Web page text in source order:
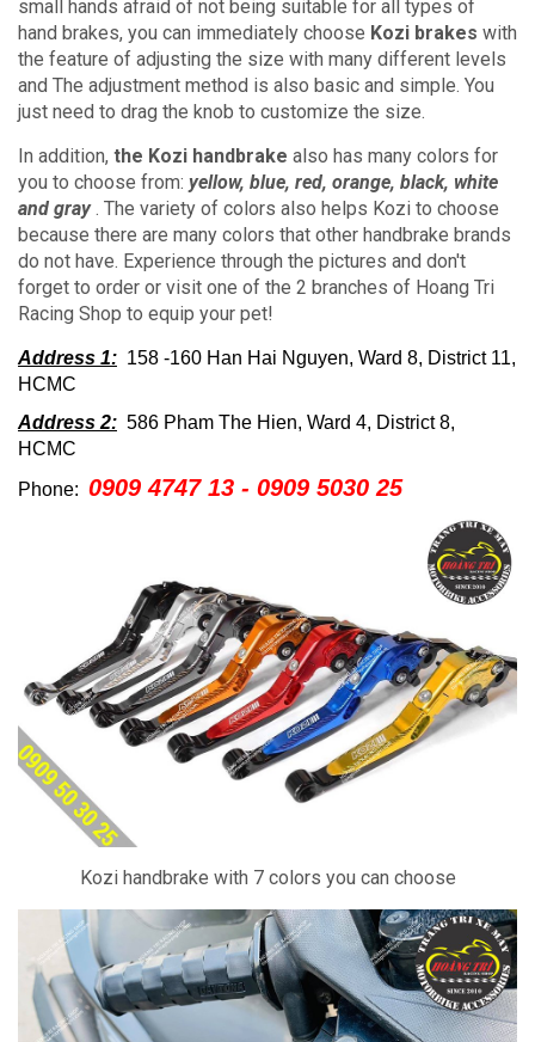
small hands afraid of not being suitable for all types of
hand brakes, you can immediately choose Kozi brakes with
the feature of adjusting the size with many different levels
and The adjustment method is also basic and simple. You
just need to drag the knob to customize the size.
In addition, the Kozi handbrake also has many colors for
you to choose from: yellow, blue, red, orange, black, white
and gray. The variety of colors also helps Kozi to choose
because there are many colors that other handbrake brands
do not have. Experience through the pictures and don't
forget to order or visit one of the 2 branches of Hoang Tri
Racing Shop to equip your pet!
Address 1: 158 -160 Han Hai Nguyen, Ward 8, District 11,
HCMC
Address 2: 586 Pham The Hien, Ward 4, District 8,
HCMC
Phone: 0909 4747 13 - 0909 5030 25
Kozi handbrake with 7 colors you can choose